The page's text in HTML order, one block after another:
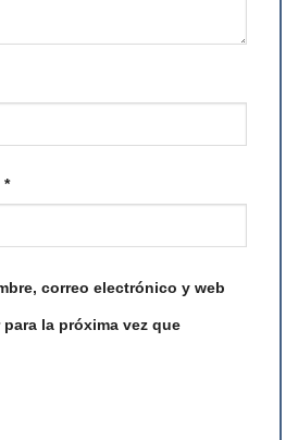
*
correo electrónico y web
la próxima vez que